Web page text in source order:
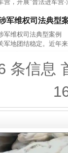
营，开展"普法进军营
军维权司法典型
军维权司法典型案
军地团结稳定。近年
条信息